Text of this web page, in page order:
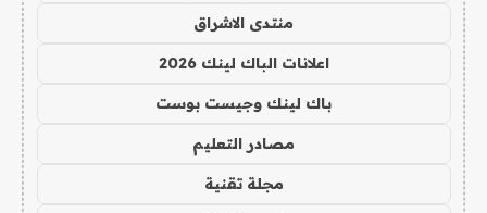
منتدى الاشراق
اعلانات الباك لينك 2026
باك لينك وجيست بوست
مصادر التعليم
مجلة تقنية